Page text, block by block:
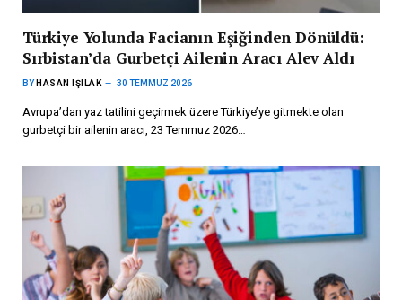
Türkiye Yolunda Facianın Eşiğinden Dönüldü:
Sırbistan’da Gurbetçi Ailenin Aracı Alev Aldı
BY HASAN IŞILAK 30 TEMMUZ 2026
Avrupa’dan yaz tatilini geçirmek üzere Türkiye’ye gitmekte olan
gurbetçi bir ailenin aracı, 23 Temmuz 2026…